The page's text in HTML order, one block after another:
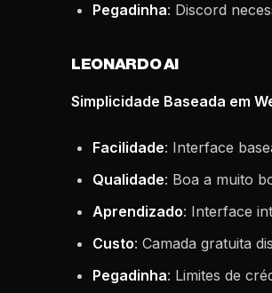
Pegadinha: Discord
LEONARDO AI
Simplicidade Baseada em
Facilidade: Interface
Qualidade: Boa a muito
Aprendizado: Interface
Custo: Camada gratuita
Pegadinha: Limites de